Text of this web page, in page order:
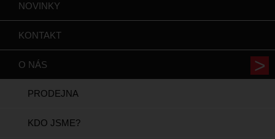
NOVINKY
KONTAKT
O NÁS
PRODEJNA
KDO JSME?